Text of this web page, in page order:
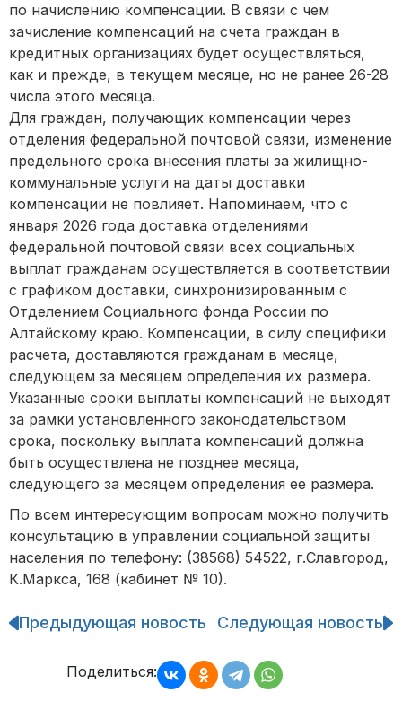
по начислению компенсации. В связи с чем
зачисление компенсаций на счета граждан в
кредитных организациях будет осуществляться,
как и прежде, в текущем месяце, но не ранее 26-28
числа этого месяца.
Для граждан, получающих компенсации через
отделения федеральной почтовой связи, изменение
предельного срока внесения платы за жилищно-
коммунальные услуги на даты доставки
компенсации не повлияет. Напоминаем, что с
января 2026 года доставка отделениями
федеральной почтовой связи всех социальных
выплат гражданам осуществляется в соответствии
с графиком доставки, синхронизированным с
Отделением Социального фонда России по
Алтайскому краю. Компенсации, в силу специфики
расчета, доставляются гражданам в месяце,
следующем за месяцем определения их размера.
Указанные сроки выплаты компенсаций не выходят
за рамки установленного законодательством
срока, поскольку выплата компенсаций должна
быть осуществлена не позднее месяца,
следующего за месяцем определения ее размера.
По всем интересующим вопросам можно получить
консультацию в управлении социальной защиты
населения по телефону: (38568) 54522, г.Славгород,
К.Маркса, 168 (кабинет № 10).
Навигация
записям
Предыдующая новость Следующая новость
Поделиться: